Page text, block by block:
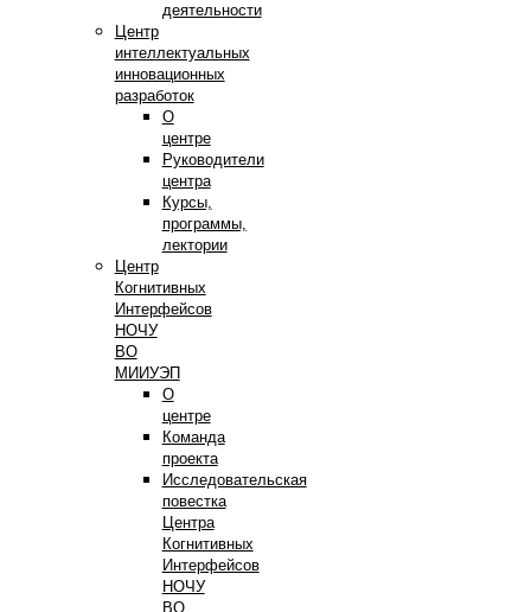
деятельности
Центр
интеллектуальных
инновационных
разработок
О
центре
Руководители
центра
Курсы,
программы,
лектории
Центр
Когнитивных
Интерфейсов
НОЧУ
ВО
МИИУЭП
О
центре
Команда
проекта
Исследовательская
повестка
Центра
Когнитивных
Интерфейсов
НОЧУ
ВО